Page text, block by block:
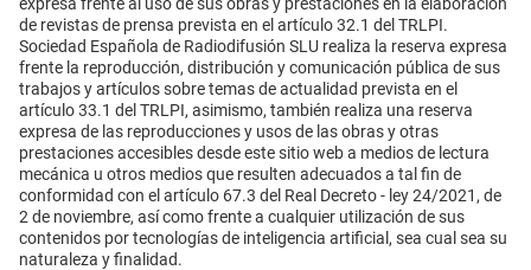
de revistas de prensa prevista en el artículo 32.1 del TRLPI.
Sociedad Española de Radiodifusión SLU realiza la reserva expresa
frente la reproducción, distribución y comunicación pública de sus
trabajos y artículos sobre temas de actualidad prevista en el
artículo 33.1 del TRLPI, asimismo, también realiza una reserva
expresa de las reproducciones y usos de las obras y otras
prestaciones accesibles desde este sitio web a medios de lectura
mecánica u otros medios que resulten adecuados a tal fin de
conformidad con el artículo 67.3 del Real Decreto - ley 24/2021, de
2 de noviembre, así como frente a cualquier utilización de sus
contenidos por tecnologías de inteligencia artificial, sea cual sea su
naturaleza y finalidad.